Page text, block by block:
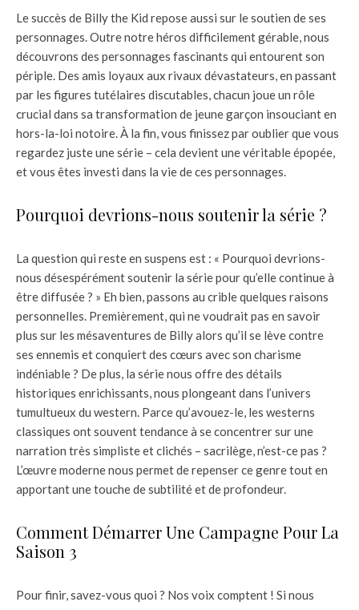
Le succès de Billy the Kid repose aussi sur le soutien de ses
personnages. Outre notre héros difficilement gérable, nous
découvrons des personnages fascinants qui entourent son
périple. Des amis loyaux aux rivaux dévastateurs, en passant
par les figures tutélaires discutables, chacun joue un rôle
crucial dans sa transformation de jeune garçon insouciant en
hors-la-loi notoire. À la fin, vous finissez par oublier que vous
regardez juste une série – cela devient une véritable épopée,
et vous êtes investi dans la vie de ces personnages.
Pourquoi devrions-nous soutenir la série ?
La question qui reste en suspens est : « Pourquoi devrions-
nous désespérément soutenir la série pour qu’elle continue à
être diffusée ? » Eh bien, passons au crible quelques raisons
personnelles. Premièrement, qui ne voudrait pas en savoir
plus sur les mésaventures de Billy alors qu’il se lève contre
ses ennemis et conquiert des cœurs avec son charisme
indéniable ? De plus, la série nous offre des détails
historiques enrichissants, nous plongeant dans l’univers
tumultueux du western. Parce qu’avouez-le, les westerns
classiques ont souvent tendance à se concentrer sur une
narration très simpliste et clichés – sacrilège, n’est-ce pas ?
L’œuvre moderne nous permet de repenser ce genre tout en
apportant une touche de subtilité et de profondeur.
Comment Démarrer Une Campagne Pour La
Saison 3
Pour finir, savez-vous quoi ? Nos voix comptent ! Si nous